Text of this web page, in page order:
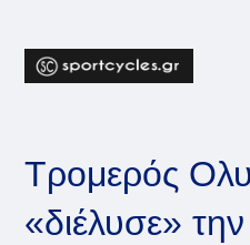
content
Τρομερός
«διέλυσε»